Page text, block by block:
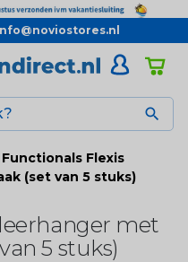

Functionals Flexis
(set van 5 stuks)
met
5 stuks)